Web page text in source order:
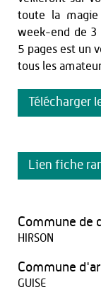
toute la
week-end de 3
5 pages est un
tous les
Télécharger
Lien fiche
Commune de
HIRSON
Commune
GUISE